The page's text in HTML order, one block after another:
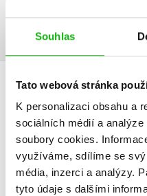
Souhlas
Tato webová stránka
K personalizaci obsahu a
sociálních médií a
soubory cookies.
využíváme, sdílíme se
média, inzerci a analýzy.
tyto údaje s dalšími
HODNOCENÍ ČTENÁŘŮ
V současné době nejsou
Vaše hodnocení
Uživatelskou recenzi mohou